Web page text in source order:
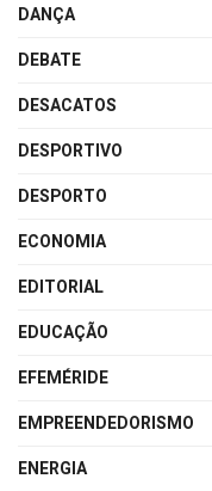
DANÇA
DEBATE
DESACATOS
DESPORTIVO
DESPORTO
ECONOMIA
EDITORIAL
EDUCAÇÃO
EFEMÉRIDE
EMPREENDEDORISMO
ENERGIA